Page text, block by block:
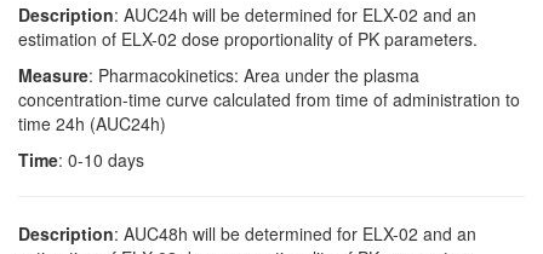
Description: AUC24h will be determined for ELX-02 and an
estimation of ELX-02 dose proportionality of PK parameters.
Measure: Pharmacokinetics: Area under the plasma
concentration-time curve calculated from time of administration to
time 24h (AUC24h)
Time: 0-10 days
Description: AUC48h will be determined for ELX-02 and an